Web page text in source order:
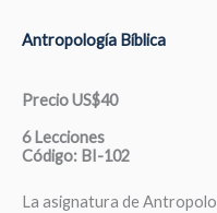
Antropología Bíblica
Precio US$40
6 Lecciones
Código: BI-102
La asignatura de